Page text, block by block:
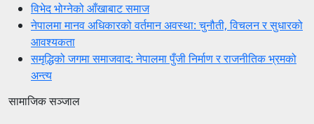
विभेद भोग्नेको आँखाबाट समाज
नेपालमा मानव अधिकारको वर्तमान अवस्था: चुनौती, विचलन र सुधारको
आवश्यकता
समृद्धिको जगमा समाजवाद: नेपालमा पुँजी निर्माण र राजनीतिक भ्रमको
अन्त्य
सामाजिक सञ्जाल